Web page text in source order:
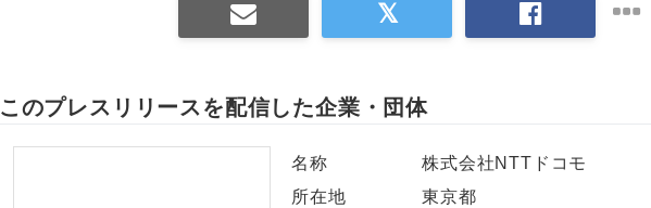
このプレスリリースを配信した企業・団体
名称
株式会社NTTドコモ
所在地
東京都